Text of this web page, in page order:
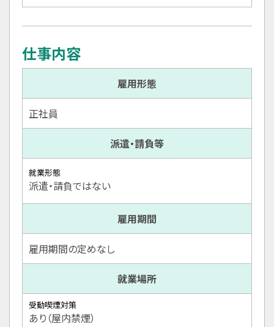
仕事内容
雇用形態
正社員
派遣・請負等
就業形態
派遣・請負ではない
雇用期間
雇用期間の定めなし
就業場所
受動喫煙対策
あり（屋内禁煙）